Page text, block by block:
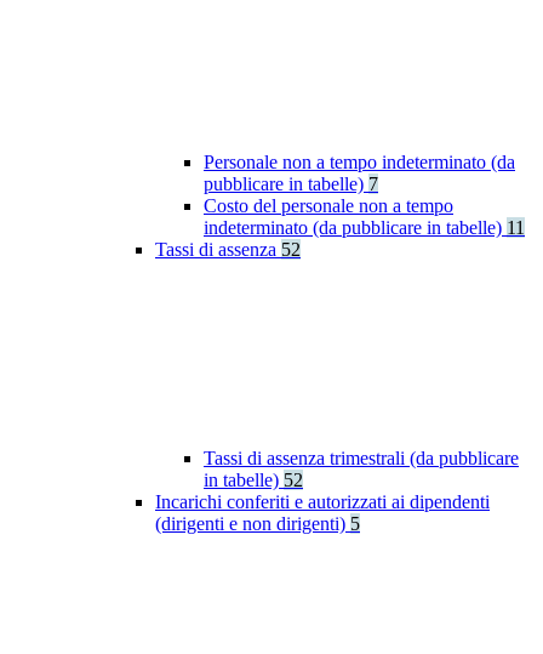
Personale non a tempo indeterminato (da
pubblicare in tabelle) 7
Costo del personale non a tempo
indeterminato (da pubblicare in tabelle) 11
Tassi di assenza 52
Tassi di assenza trimestrali (da pubblicare
in tabelle) 52
Incarichi conferiti e autorizzati ai dipendenti
(dirigenti e non dirigenti) 5